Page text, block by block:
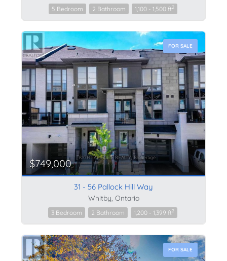
5 Bedroom 2 Bathroom 1,100 - 1,500 ft2
FOR SALE
$749,000
31 - 56 Pallock Hill Way
Whitby, Ontario
3 Bedroom 2 Bathroom 1,200 - 1,399 ft2
FOR SALE